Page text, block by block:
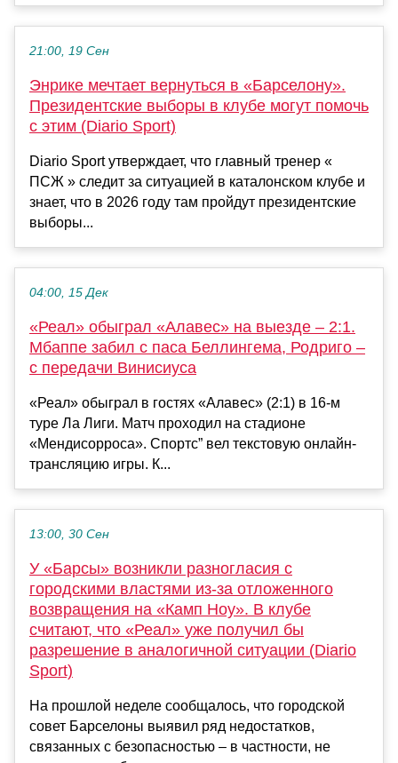
21:00, 19 Сен
Энрике мечтает вернуться в «Барселону».
Президентские выборы в клубе могут помочь
с этим (Diario Sport)
Diario Sport утверждает, что главный тренер «
ПСЖ » следит за ситуацией в каталонском клубе и
знает, что в 2026 году там пройдут президентские
выборы...
04:00, 15 Дек
«Реал» обыграл «Алавес» на выезде – 2:1.
Мбаппе забил с паса Беллингема, Родриго –
с передачи Винисиуса
«Реал» обыграл в гостях «Алавес» (2:1) в 16-м
туре Ла Лиги. Матч проходил на стадионе
«Мендисорроса». Спортс” вел текстовую онлайн-
трансляцию игры. К...
13:00, 30 Сен
У «Барсы» возникли разногласия с
городскими властями из-за отложенного
возвращения на «Камп Ноу». В клубе
считают, что «Реал» уже получил бы
разрешение в аналогичной ситуации (Diario
Sport)
На прошлой неделе сообщалось, что городской
совет Барселоны выявил ряд недостатков,
связанных с безопасностью – в частности, не